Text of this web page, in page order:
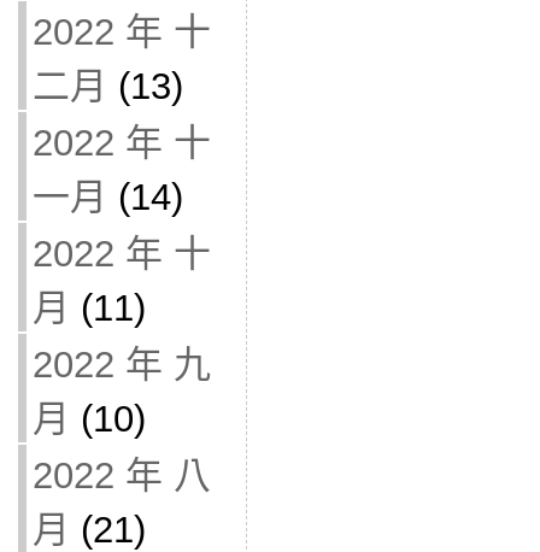
2022 年 十
二月 (13)
2022 年 十
一月 (14)
2022 年 十
月 (11)
2022 年 九
月 (10)
2022 年 八
月 (21)